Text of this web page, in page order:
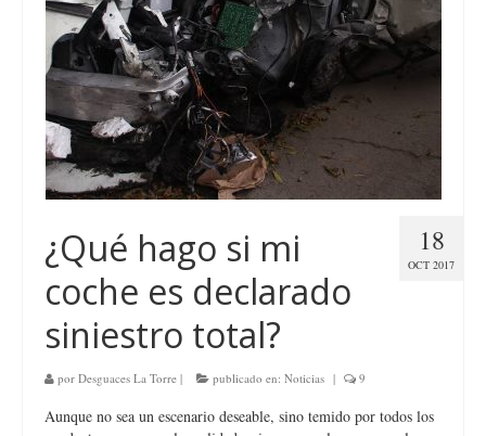
Desguaces La Torre
18
OCT 2017
¿Qué hago si mi
coche es declarado
siniestro total?
por Desguaces La Torre | publicado en: Noticias | 9
Aunque no sea un escenario deseable, sino temido por todos los